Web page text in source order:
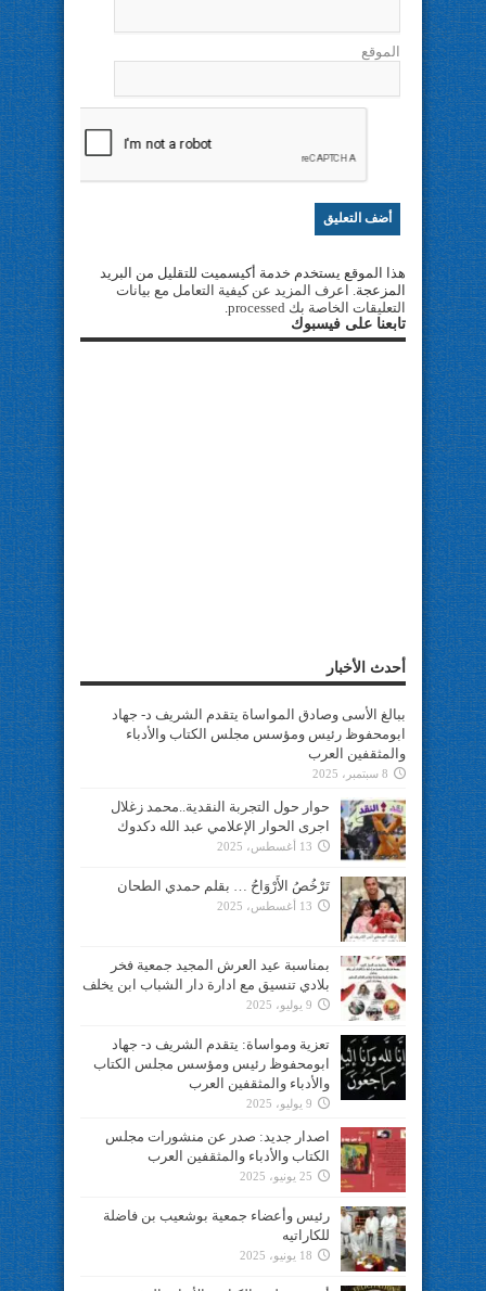
الموقع
هذا الموقع يستخدم خدمة أكيسميت للتقليل من البريد
المزعجة.
اعرف المزيد عن كيفية التعامل مع بيانات
التعليقات الخاصة بك processed
تابعنا على فيسبوك
أحدث الأخبار
ببالغ الأسى وصادق المواساة يتقدم الشريف د- جهاد
ابومحفوظ رئيس ومؤسس مجلس الكتاب والأدباء
والمثقفين العرب
8 سبتمبر، 2025
حوار حول التجربة النقدية..محمد زغلال
اجرى الحوار الإعلامي عبد الله دكدوك
13 أغسطس، 2025
تَرْخُصُ الأَرْوَاحُ … بقلم حمدي الطحان
13 أغسطس، 2025
بمناسبة عيد العرش المجيد جمعية فخر
بلادي تنسيق مع ادارة دار الشباب ابن يخلف
9 يوليو، 2025
تعزية ومواساة: يتقدم الشريف د- جهاد
ابومحفوظ رئيس ومؤسس مجلس الكتاب
والأدباء والمثقفين العرب
9 يوليو، 2025
اصدار جديد: صدر عن منشورات مجلس
الكتاب والأدباء والمثقفين العرب
25 يونيو، 2025
رئيس وأعضاء جمعية بوشعيب بن فاضلة
للكاراتيه
18 يونيو، 2025